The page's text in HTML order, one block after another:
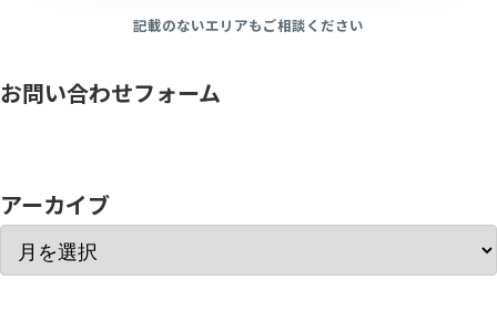
記載のないエリアもご相談ください
お問い合わせフォーム
アーカイブ